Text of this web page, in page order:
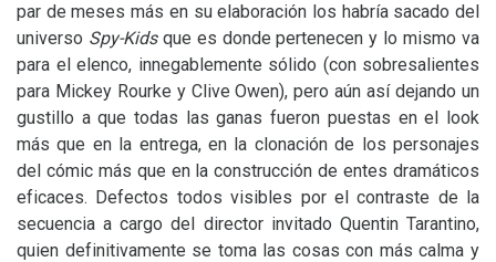
par de meses más en su elaboración los habría sacado del
universo Spy-Kids que es donde pertenecen y lo mismo va
para el elenco, innegablemente sólido (con sobresalientes
para Mickey Rourke y Clive Owen), pero aún así dejando un
gustillo a que todas las ganas fueron puestas en el look
más que en la entrega, en la clonación de los personajes
del cómic más que en la construcción de entes dramáticos
eficaces. Defectos todos visibles por el contraste de la
secuencia a cargo del director invitado Quentin Tarantino,
quien definitivamente se toma las cosas con más calma y